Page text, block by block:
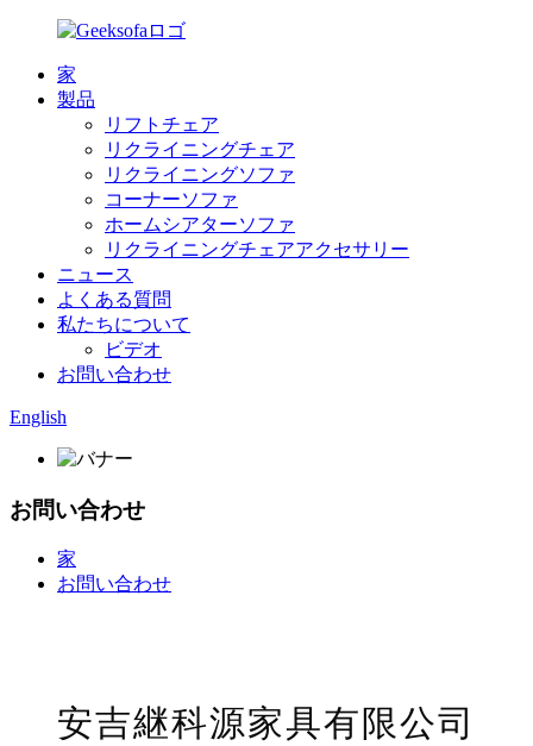
家
製品
リフトチェア
リクライニングチェア
リクライニングソファ
コーナーソファ
ホームシアターソファ
リクライニングチェアアクセサリー
ニュース
よくある質問
私たちについて
ビデオ
お問い合わせ
English
お問い合わせ
家
お問い合わせ
安吉継科源家具有限公司